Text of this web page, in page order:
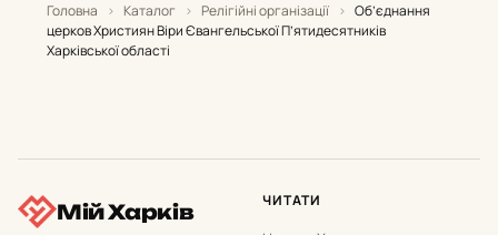
Головна › Каталог › Релігійні організації › Об’єднання
церков Християн Віри Євангельської П’ятидесятників
Харківської області
Мій Харків ЧИТАТИ